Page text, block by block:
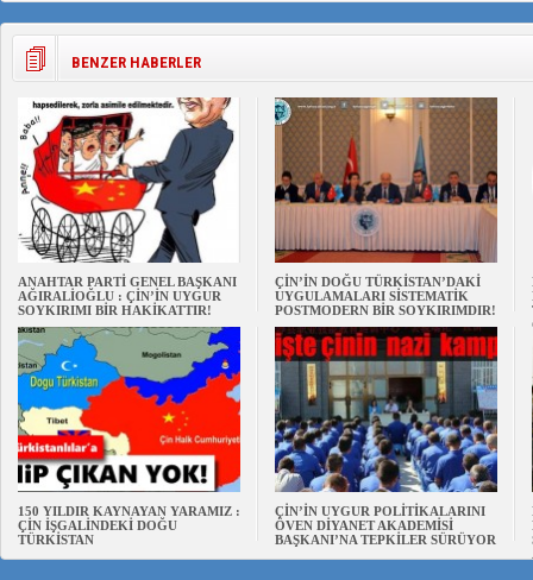
BENZER HABERLER
ANAHTAR PARTİ GENEL BAŞKANI
AĞIRALİOĞLU : ÇİN’İN UYGUR
SOYKIRIMI BİR HAKİKATTIR!
ÇİN’İN DOĞU TÜRKİSTAN’DAKİ
UYGULAMALARI SİSTEMATİK
POSTMODERN BİR SOYKIRIMDIR!
150 YILDIR KAYNAYAN YARAMIZ :
ÇİN İŞGALİNDEKİ DOĞU
TÜRKİSTAN
ÇİN’İN UYGUR POLİTİKALARINI
ÖVEN DİYANET AKADEMİSİ
BAŞKANI’NA TEPKİLER SÜRÜYOR